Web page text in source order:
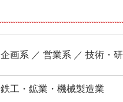
企画系 ／ 営業系 ／ 技術・
鉄工・鉱業・機械製造業